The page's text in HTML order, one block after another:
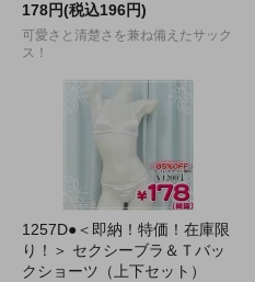
178円(税込196円)
可愛さと清楚さを兼ね備えたサック
ス！
1257D●＜即納！特価！在庫限
り！＞ セクシーブラ＆Ｔバッ
クショーツ（上下セット）